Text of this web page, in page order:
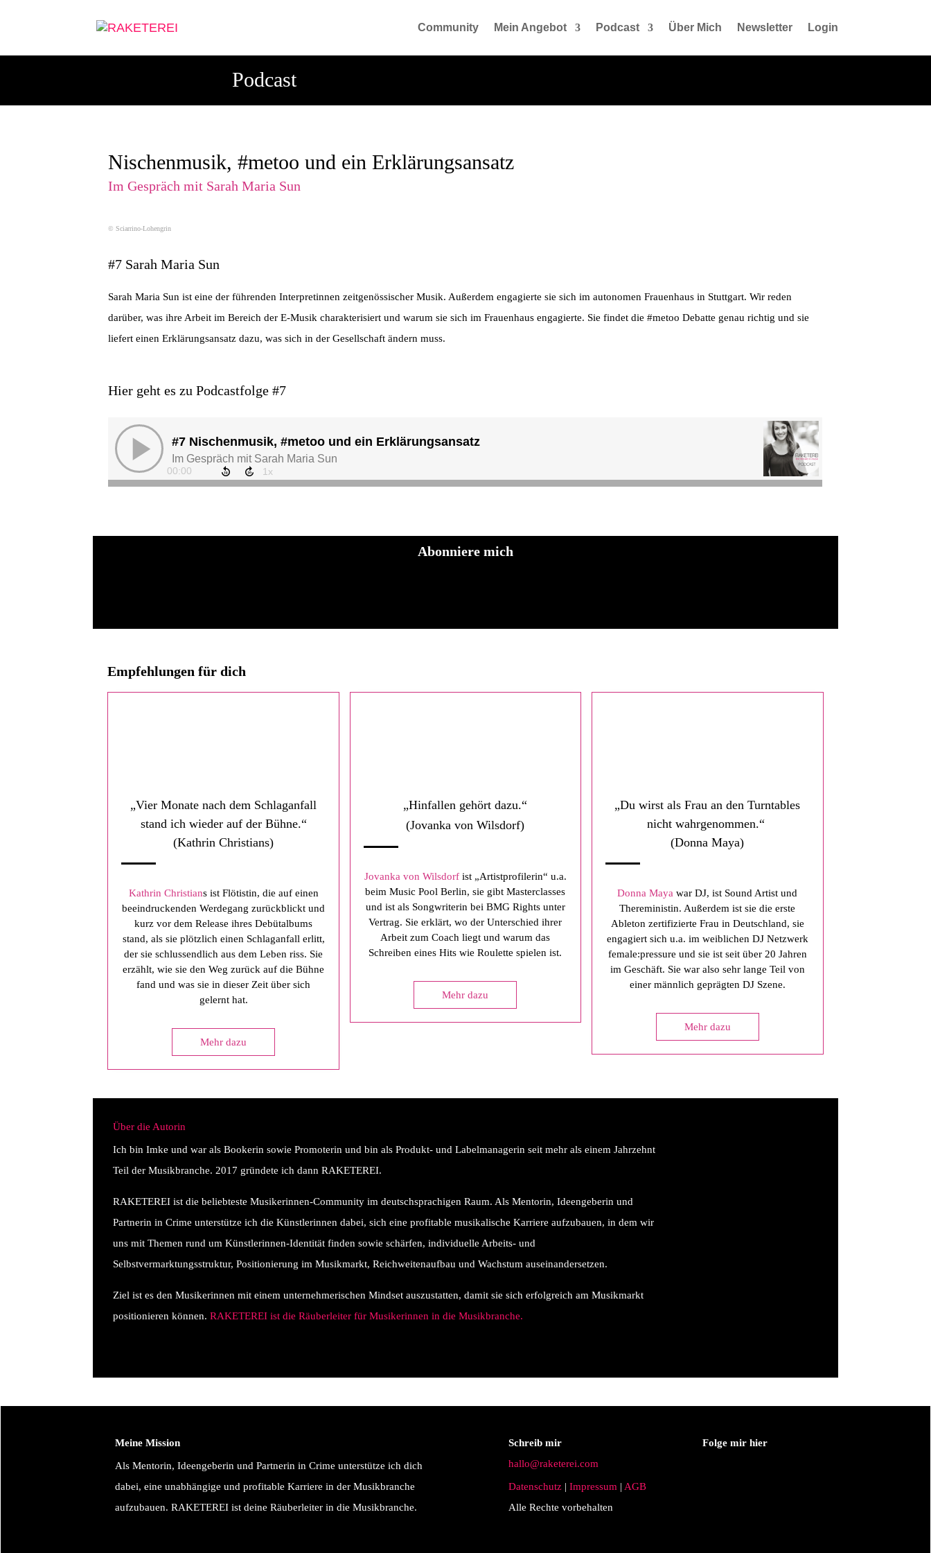
Community Mein Angebot Podcast Über Mich Newsletter Login
Podcast
Nischenmusik, #metoo und ein Erklärungsansatz
Im Gespräch mit Sarah Maria Sun
© Sciarrino-Lohengrin
#7 Sarah Maria Sun
Sarah Maria Sun ist eine der führenden Interpretinnen zeitgenössischer Musik. Außerdem engagierte sie sich im autonomen Frauenhaus in Stuttgart. Wir reden
darüber, was ihre Arbeit im Bereich der E-Musik charakterisiert und warum sie sich im Frauenhaus engagierte. Sie findet die #metoo Debatte genau richtig und sie
liefert einen Erklärungsansatz dazu, was sich in der Gesellschaft ändern muss.
Hier geht es zu Podcastfolge #7
Abonniere mich
Empfehlungen für dich
„Vier Monate nach dem Schlaganfall
stand ich wieder auf der Bühne.“
(Kathrin Christians)
Kathrin Christians ist Flötistin, die auf einen
beeindruckenden Werdegang zurückblickt und
kurz vor dem Release ihres Debütalbums
stand, als sie plötzlich einen Schlaganfall erlitt,
der sie schlussendlich aus dem Leben riss. Sie
erzählt, wie sie den Weg zurück auf die Bühne
fand und was sie in dieser Zeit über sich
gelernt hat.
Mehr dazu
„Hinfallen gehört dazu.“
(Jovanka von Wilsdorf)
Jovanka von Wilsdorfist „Artistprofilerin“ u.a.
beim Music Pool Berlin, sie gibt Masterclasses
und ist als Songwriterin bei BMG Rights unter
Vertrag. Sie erklärt, wo der Unterschied ihrer
Arbeit zum Coach liegt und warum das
Schreiben eines Hits wie Roulette spielen ist.
Mehr dazu
„Du wirst als Frau an den Turntables
nicht wahrgenommen.“
(Donna Maya)
Donna Maya war DJ, ist Sound Artist und
Thereministin. Außerdem ist sie die erste
Ableton zertifizierte Frau in Deutschland, sie
engagiert sich u.a. im weiblichen DJ Netzwerk
female:pressure und sie ist seit über 20 Jahren
im Geschäft. Sie war also sehr lange Teil von
einer männlich geprägten DJ Szene.
Mehr dazu
Über die Autorin
Ich bin Imke und war als Bookerin sowie Promoterin und bin als Produkt- und Labelmanagerin seit mehr als einem Jahrzehnt
Teil der Musikbranche. 2017 gründete ich dann RAKETEREI.
RAKETEREI ist die beliebteste Musikerinnen-Community im deutschsprachigen Raum. Als Mentorin, Ideengeberin und
Partnerin in Crime unterstütze ich die Künstlerinnen dabei, sich eine profitable musikalische Karriere aufzubauen, in dem wir
uns mit Themen rund um Künstlerinnen-Identität finden sowie schärfen, individuelle Arbeits- und
Selbstvermarktungsstruktur, Positionierung im Musikmarkt, Reichweitenaufbau und Wachstum auseinandersetzen.
Ziel ist es den Musikerinnen mit einem unternehmerischen Mindset auszustatten, damit sie sich erfolgreich am Musikmarkt
positionieren können.RAKETEREI ist die Räuberleiter für Musikerinnen in die Musikbranche.
Meine Mission
Als Mentorin, Ideengeberin und Partnerin in Crime unterstütze ich dich
dabei, eine unabhängige und profitable Karriere in der Musikbranche
aufzubauen. RAKETEREI ist deine Räuberleiter in die Musikbranche.
Schreib mir
hallo@raketerei.com
Datenschutz |Impressum | AGB
Alle Rechte vorbehalten
Folge mir hier